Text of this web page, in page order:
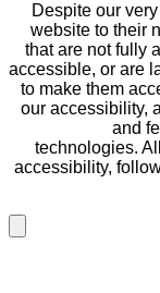
Despite our
website to their
that are not fully
accessible, or are
to make them
our accessibility,
and
technologies.
accessibility,